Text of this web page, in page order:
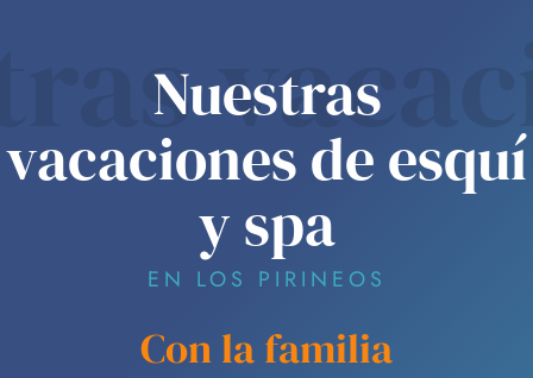
Nuestras
vacaciones de esquí
y spa
EN LOS PIRINEOS
Con la familia